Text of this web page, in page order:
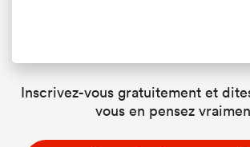
Inscrivez-vous gratuitement et
vous en pensez